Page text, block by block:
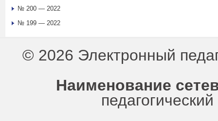
№ 200 — 2022
№ 199 — 2022
© 2026 Электронный
Наименование